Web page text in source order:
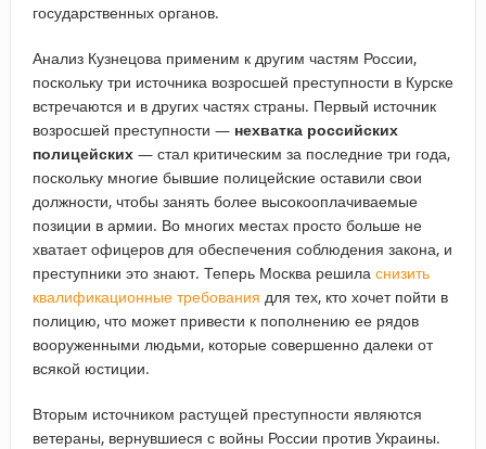
государственных органов.
Анализ Кузнецова применим к другим частям России,
поскольку три источника возросшей преступности в Курске
встречаются и в других частях страны. Первый источник
возросшей преступности — нехватка российских
полицейских— стал критическим за последние три года,
поскольку многие бывшие полицейские оставили свои
должности, чтобы занять более высокооплачиваемые
позиции в армии. Во многих местах просто больше не
хватает офицеров для обеспечения соблюдения закона, и
преступники это знают. Теперь Москва решила снизить
квалификационные требования для тех, кто хочет пойти в
полицию, что может привести к пополнению ее рядов
вооруженными людьми, которые совершенно далеки от
всякой юстиции.
Вторым источником растущей преступности являются
ветераны, вернувшиеся с войны России против Украины.